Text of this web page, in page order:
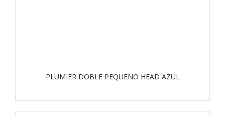
PLUMIER DOBLE PEQUEÑO HEAD AZUL